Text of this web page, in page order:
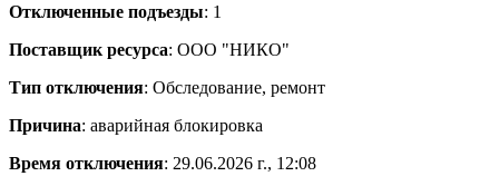
Отключенные подъезды: 1
Поставщик ресурса: ООО "НИКО"
Тип отключения: Обследование, ремонт
Причина: аварийная блокировка
Время отключения: 29.06.2026 г., 12:08